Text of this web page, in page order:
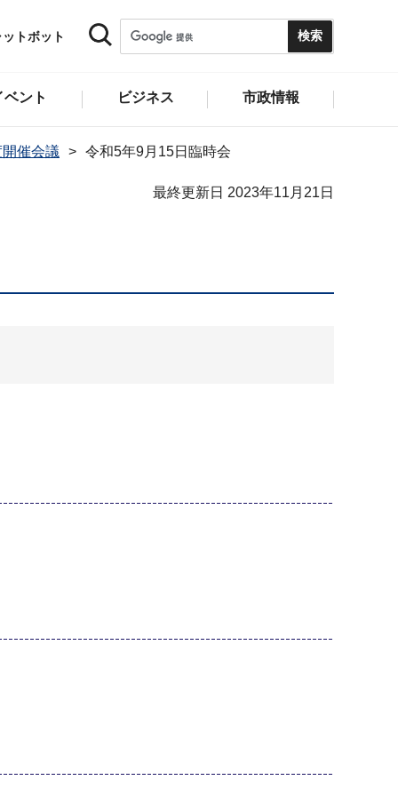
トボット
ント ビジネス 市政情報
催会議 令和5年9月15日臨時会
最終更新日 2023年11月21日